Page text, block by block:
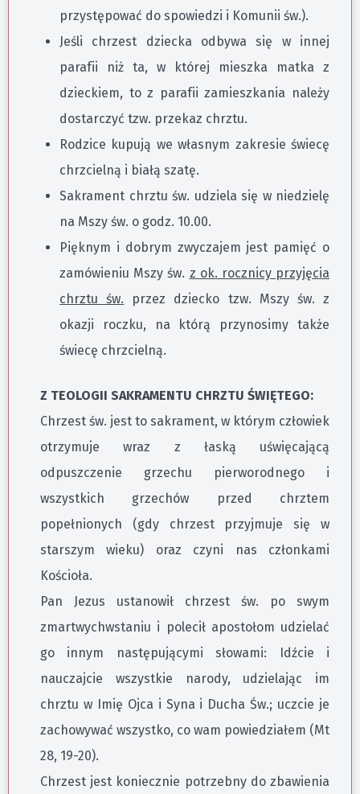
przystępować do spowiedzi i Komunii św.).
Jeśli chrzest dziecka odbywa się w innej
parafii niż ta, w której mieszka matka z
dzieckiem, to z parafii zamieszkania należy
dostarczyć tzw. przekaz chrztu.
Rodzice kupują we własnym zakresie świecę
chrzcielną i białą szatę.
Sakrament chrztu św. udziela się w niedzielę
na Mszy św. o godz. 10.00.
Pięknym i dobrym zwyczajem jest pamięć o
zamówieniu Mszy św. z ok. rocznicy przyjęcia
chrztu św. przez dziecko tzw. Mszy św. z
okazji roczku, na którą przynosimy także
świecę chrzcielną.
Z TEOLOGII SAKRAMENTU CHRZTU ŚWIĘTEGO:
Chrzest św. jest to sakrament, w którym człowiek
otrzymuje wraz z łaską uświęcającą
odpuszczenie grzechu pierworodnego i
wszystkich grzechów przed chrztem
popełnionych (gdy chrzest przyjmuje się w
starszym wieku) oraz czyni nas członkami
Kościoła.
Pan Jezus ustanowił chrzest św. po swym
zmartwychwstaniu i polecił apostołom udzielać
go innym następującymi słowami: Idźcie i
nauczajcie wszystkie narody, udzielając im
chrztu w Imię Ojca i Syna i Ducha Św.; uczcie je
zachowywać wszystko, co wam powiedziałem (Mt
28, 19-20).
Chrzest jest koniecznie potrzebny do zbawienia